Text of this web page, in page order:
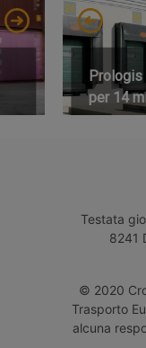
Prologis
per 14
Testata
8241
© 2020
Trasporto
alcuna